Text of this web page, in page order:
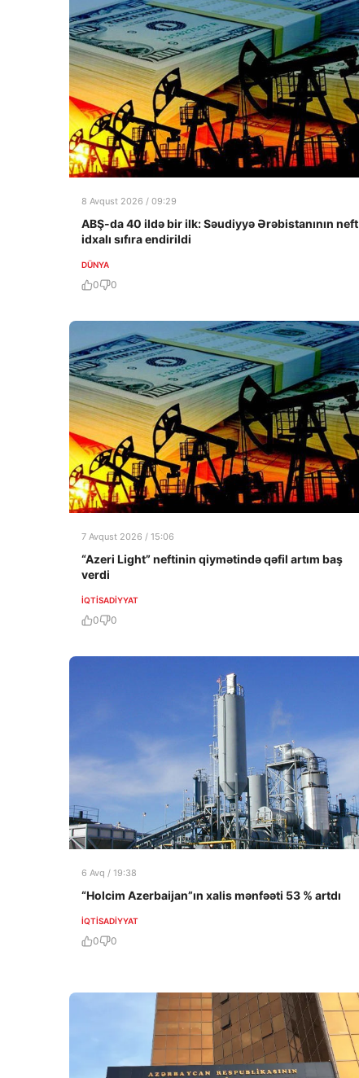
8 Avqust 2026 / 09:29
ABŞ-da 40 ildə bir ilk: Səudiyyə Ərəbistanının neft
idxalı sıfıra endirildi
DÜNYA
0 0
7 Avqust 2026 / 15:06
“Azeri Light” neftinin qiymətində qəfil artım baş
verdi
İQTISADIYYAT
0 0
6 Avq / 19:38
“Holcim Azerbaijan”ın xalis mənfəəti 53 % artdı
İQTISADIYYAT
0 0